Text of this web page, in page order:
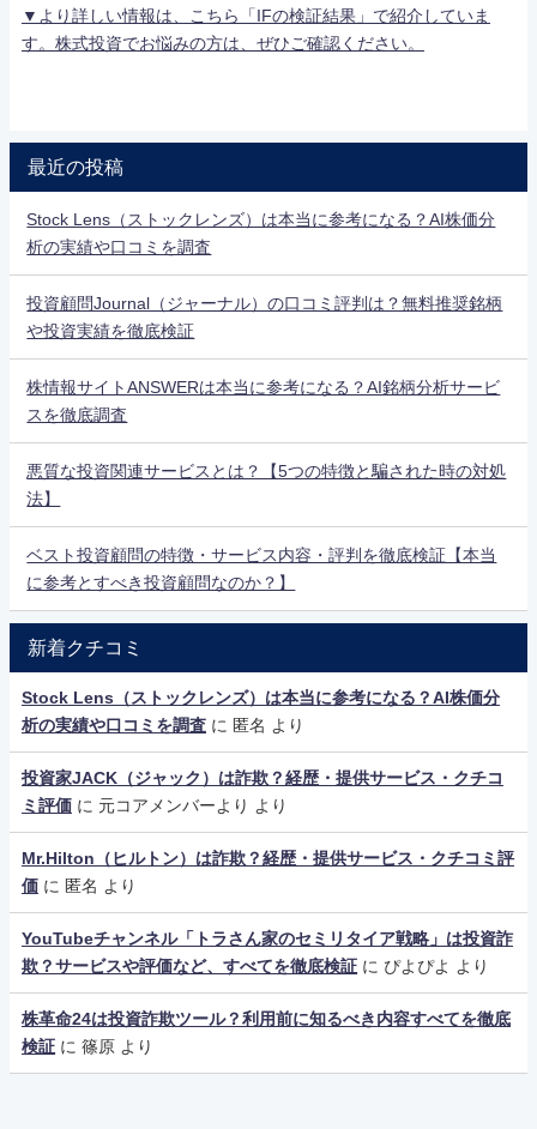
▼より詳しい情報は、こちら「IFの検証結果」で紹介していま
す。株式投資でお悩みの方は、ぜひご確認ください。
最近の投稿
Stock Lens（ストックレンズ）は本当に参考になる？AI株価分
析の実績や口コミを調査
投資顧問Journal（ジャーナル）の口コミ評判は？無料推奨銘柄
や投資実績を徹底検証
株情報サイトANSWERは本当に参考になる？AI銘柄分析サービ
スを徹底調査
悪質な投資関連サービスとは？【5つの特徴と騙された時の対処
法】
ベスト投資顧問の特徴・サービス内容・評判を徹底検証【本当
に参考とすべき投資顧問なのか？】
新着クチコミ
Stock Lens（ストックレンズ）は本当に参考になる？AI株価分
析の実績や口コミを調査 に 匿名 より
投資家JACK（ジャック）は詐欺？経歴・提供サービス・クチコ
ミ評価 に 元コアメンバーより より
Mr.Hilton（ヒルトン）は詐欺？経歴・提供サービス・クチコミ評
価 に 匿名 より
YouTubeチャンネル「トラさん家のセミリタイア戦略」は投資詐
欺？サービスや評価など、すべてを徹底検証 に ぴよぴよ より
株革命24は投資詐欺ツール？利用前に知るべき内容すべてを徹底
検証 に 篠原 より